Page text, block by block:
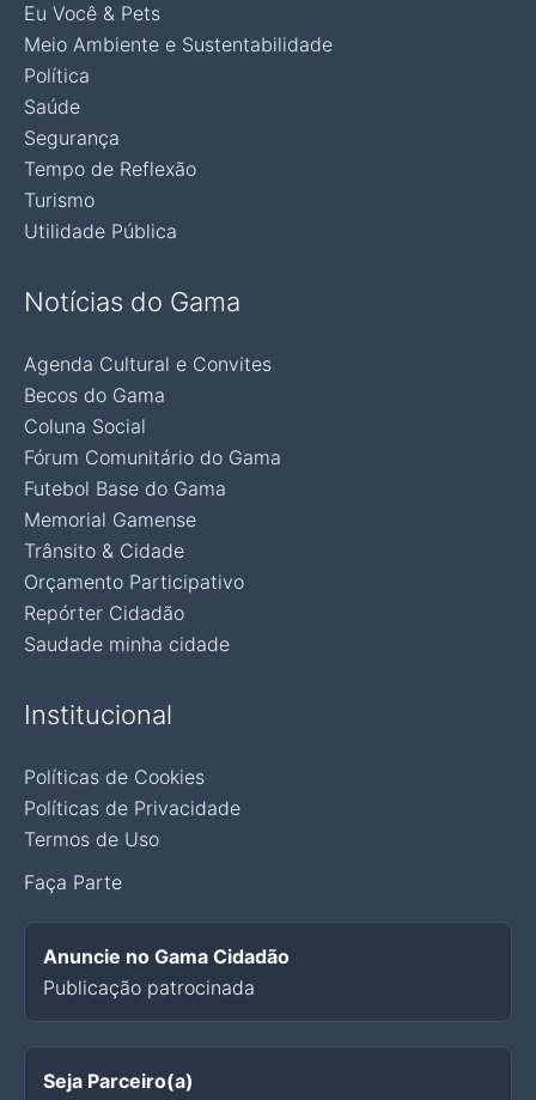
Eu Você & Pets
Meio Ambiente e Sustentabilidade
Política
Saúde
Segurança
Tempo de Reflexão
Turismo
Utilidade Pública
Notícias do Gama
Agenda Cultural e Convites
Becos do Gama
Coluna Social
Fórum Comunitário do Gama
Futebol Base do Gama
Memorial Gamense
Trânsito & Cidade
Orçamento Participativo
Repórter Cidadão
Saudade minha cidade
Institucional
Políticas de Cookies
Políticas de Privacidade
Termos de Uso
Faça Parte
Anuncie no Gama Cidadão
Publicação patrocinada
Seja Parceiro(a)